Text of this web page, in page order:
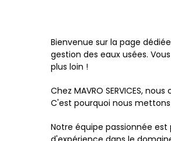
Bienvenue sur la page
gestion des eaux usées.
plus loin !
Chez MAVRO SERVICES,
C'est pourquoi nous
Notre équipe passionnée